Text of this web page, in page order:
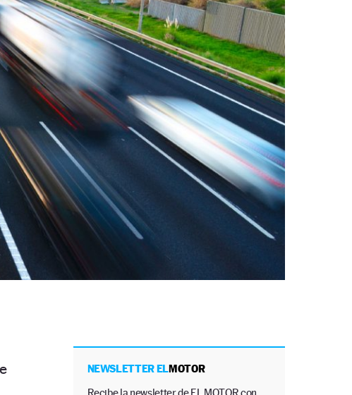
NEWSLETTER ELMOTOR
Recibe la newsletter de EL MOTOR con